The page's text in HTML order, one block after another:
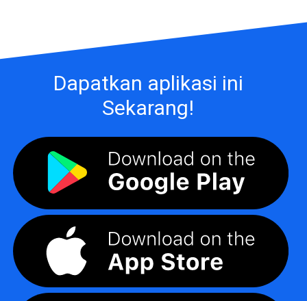
Dapatkan aplikasi ini
Sekarang!